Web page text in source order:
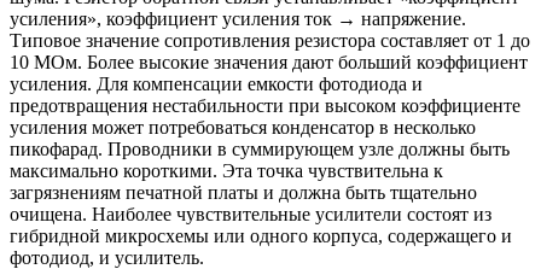
усиления», коэффициент усиления ток → напряжение.
Типовое значение сопротивления резистора составляет от 1 до
10 МОм. Более высокие значения дают больший коэффициент
усиления. Для компенсации емкости фотодиода и
предотвращения нестабильности при высоком коэффициенте
усиления может потребоваться конденсатор в несколько
пикофарад. Проводники в суммирующем узле должны быть
максимально короткими. Эта точка чувствительна к
загрязнениям печатной платы и должна быть тщательно
очищена. Наиболее чувствительные усилители состоят из
гибридной микросхемы или одного корпуса, содержащего и
фотодиод, и усилитель.